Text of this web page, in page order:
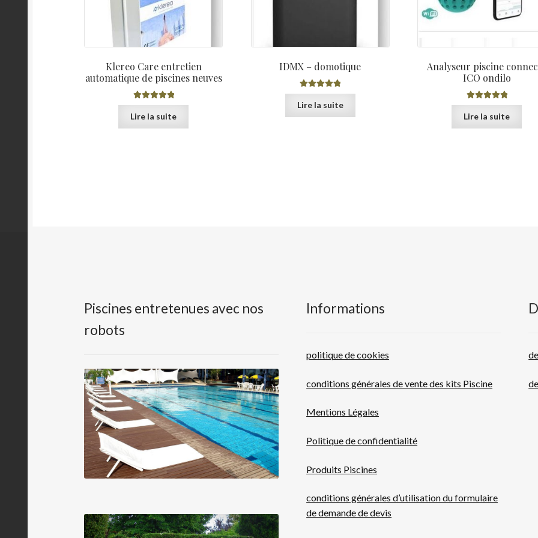
Klereo Care entretien
automatique de piscines neuves
Note5.00sur
5
Lire la suite
IDMX – domotique
Note5.00sur
5
Lire la suite
Analyseur piscine
ICO ondilo
Note5.00sur
5
Lire la suite
Piscines entretenues avec nos
robots
Informations
politique de cookies
conditions générales de vente des kits Piscine
Mentions Légales
Politique de confidentialité
Produits Piscines
conditions générales d’utilisation du formulaire
de demande de devis